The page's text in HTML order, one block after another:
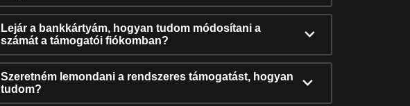
Lejár a bankkártyám, hogyan tudom módosítani a
számát a támogatói fiókomban?
Szeretném lemondani a rendszeres támogatást, hogyan
tudom?